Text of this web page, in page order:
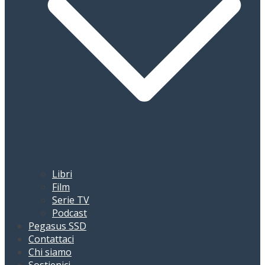
Libri
Film
Serie TV
Podcast
Pegasus SSD
Contattaci
Chi siamo